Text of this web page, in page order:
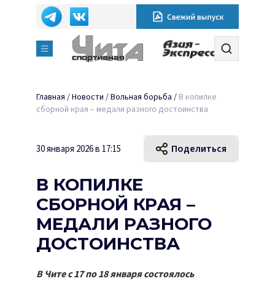
Главная /Новости /Вольная борьба / В копилке
сборной края – медали разного достоинства
30 января 2026 в 17:15 Поделиться
В КОПИЛКЕ
СБОРНОЙ КРАЯ –
МЕДАЛИ РАЗНОГО
ДОСТОИНСТВА
В Чите с 17 по 18 января состоялось